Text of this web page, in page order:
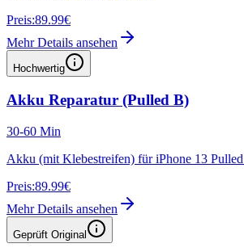
Preis:89.99€
Mehr Details ansehen
Hochwertig
Akku Reparatur (Pulled B)
30-60 Min
Akku (mit Klebestreifen) für iPhone 13
Preis:89.99€
Mehr Details ansehen
Geprüft Original